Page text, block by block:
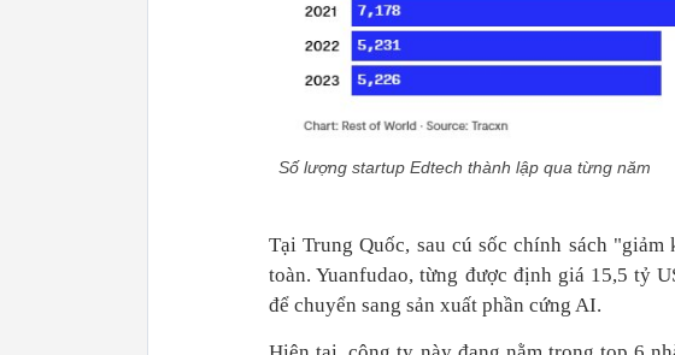
Số lượng startup Edtech thành lập qua từng năm
Tại Trung Quốc, sau cú sốc chính sách
toàn. Yuanfudao, từng được định giá 15,5 tỷ
để chuyển sang sản xuất phần cứng AI.